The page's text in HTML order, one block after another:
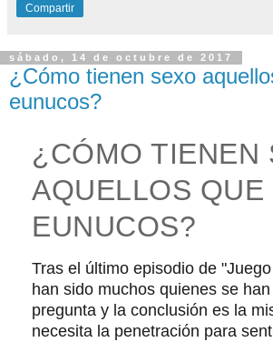
Compartir
sábado, 14 de octubre de 2017
¿Cómo tienen sexo
eunucos?
¿CÓMO TIENEN
AQUELLOS QUE
EUNUCOS?
Tras el último episodio de
han sido muchos quienes se
pregunta y la conclusión es la
necesita la penetración para